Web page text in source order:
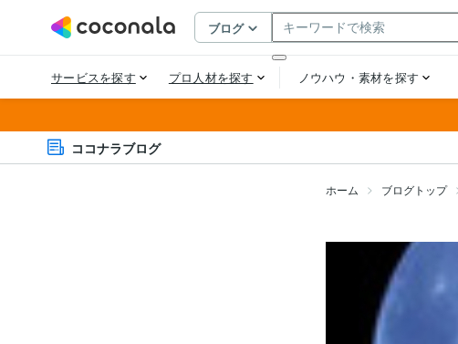
ココナラブログ
ホーム ブログトップ